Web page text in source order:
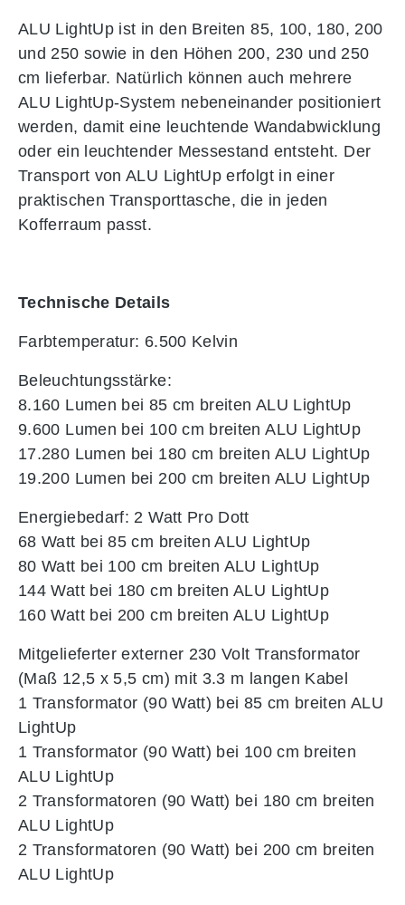
ALU LightUp ist in den Breiten 85, 100, 180, 200
und 250 sowie in den Höhen 200, 230 und 250
cm lieferbar. Natürlich können auch mehrere
ALU LightUp-System nebeneinander positioniert
werden, damit eine leuchtende Wandabwicklung
oder ein leuchtender Messestand entsteht. Der
Transport von ALU LightUp erfolgt in einer
praktischen Transporttasche, die in jeden
Kofferraum passt.
Technische Details
Farbtemperatur: 6.500 Kelvin
Beleuchtungsstärke:
8.160 Lumen bei 85 cm breiten ALU LightUp
9.600 Lumen bei 100 cm breiten ALU LightUp
17.280 Lumen bei 180 cm breiten ALU LightUp
19.200 Lumen bei 200 cm breiten ALU LightUp
Energiebedarf: 2 Watt Pro Dott
68 Watt bei 85 cm breiten ALU LightUp
80 Watt bei 100 cm breiten ALU LightUp
144 Watt bei 180 cm breiten ALU LightUp
160 Watt bei 200 cm breiten ALU LightUp
Mitgelieferter externer 230 Volt Transformator
(Maß 12,5 x 5,5 cm) mit 3.3 m langen Kabel
1 Transformator (90 Watt) bei 85 cm breiten ALU
LightUp
1 Transformator (90 Watt) bei 100 cm breiten
ALU LightUp
2 Transformatoren (90 Watt) bei 180 cm breiten
ALU LightUp
2 Transformatoren (90 Watt) bei 200 cm breiten
ALU LightUp